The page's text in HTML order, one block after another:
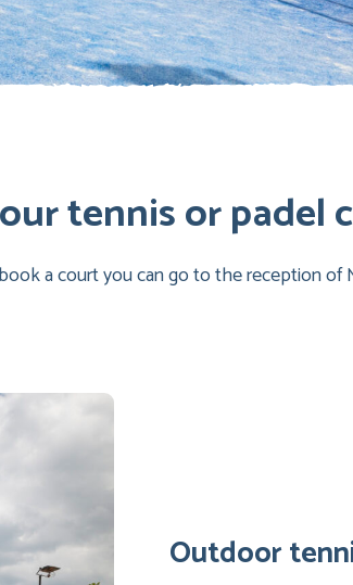
tennis or padel
a court you can go to the reception of
Outdoor